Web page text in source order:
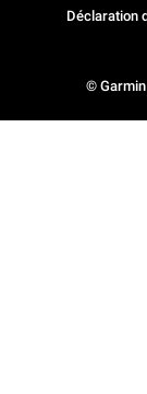
©
Déclaration